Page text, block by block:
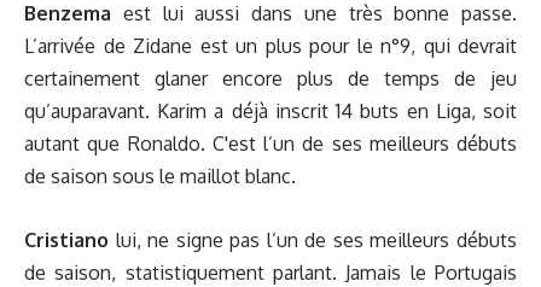
Benzema est lui aussi dans une très bonne passe.
L’arrivée de Zidane est un plus pour le n°9, qui devrait
certainement glaner encore plus de temps de jeu
qu’auparavant. Karim a déjà inscrit 14 buts en Liga, soit
autant que Ronaldo. C'est l’un de ses meilleurs débuts
de saison sous le maillot blanc.
Cristiano lui, ne signe pas l’un de ses meilleurs débuts
de saison, statistiquement parlant. Jamais le Portugais